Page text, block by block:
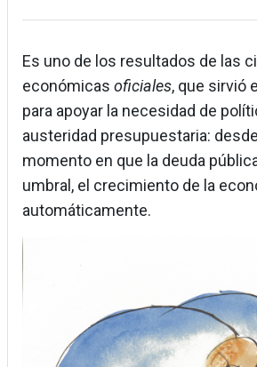
Es uno de los resultados de las
económicas oficiales, que sirvió
para apoyar la necesidad de
austeridad presupuestaria:
momento en que la deuda
umbral, el crecimiento de la
automáticamente.